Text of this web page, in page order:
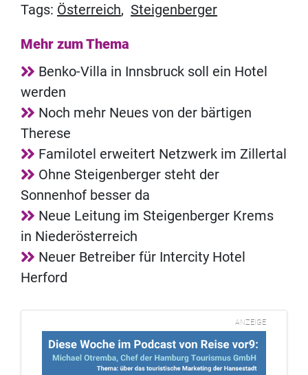
Tags: Österreich, Steigenberger
Mehr zum Thema
Benko-Villa in Innsbruck soll ein Hotel
werden
Noch mehr Neues von der bärtigen
Therese
Familotel erweitert Netzwerk im Zillertal
Ohne Steigenberger steht der
Sonnenhof besser da
Neue Leitung im Steigenberger Krems
in Niederösterreich
Neuer Betreiber für Intercity Hotel
Herford
ANZEIGE